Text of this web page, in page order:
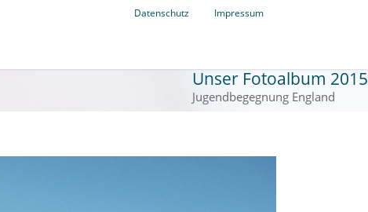
Datenschutz Impressum
Unser Fotoalbum 2015
Jugendbegegnung England